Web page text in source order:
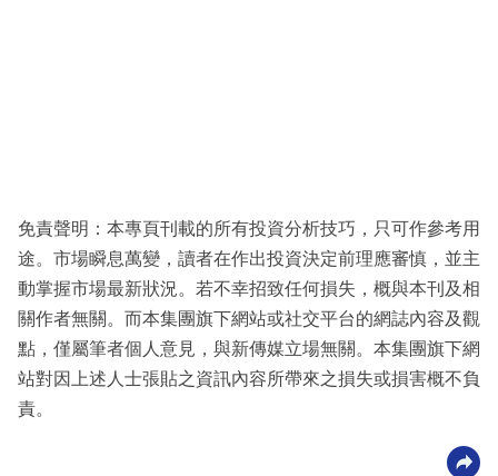
免責聲明：本專頁刊載的所有投資分析技巧，只可作參考用
途。市場瞬息萬變，讀者在作出投資決定前理應審慎，並主
動掌握市場最新狀況。若不幸招致任何損失，概與本刊及相
關作者無關。而本集團旗下網站或社交平台的網誌內容及觀
點，僅屬筆者個人意見，與新傳媒立場無關。本集團旗下網
站對因上述人士張貼之資訊內容所帶來之損失或損害概不負
責。